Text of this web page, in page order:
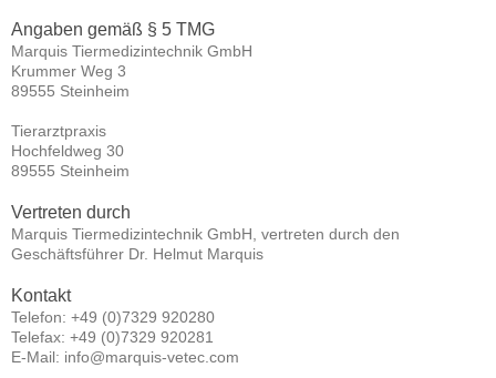
Angaben gemäß § 5 TMG
Marquis Tiermedizintechnik GmbH
Krummer Weg 3
89555 Steinheim
Tierarztpraxis
Hochfeldweg 30
89555 Steinheim
Vertreten durch
Marquis Tiermedizintechnik GmbH, vertreten durch den
Geschäftsführer Dr. Helmut Marquis
Kontakt
Telefon: +49 (0)7329 920280
Telefax: +49 (0)7329 920281
E-Mail: info@marquis-vetec.com